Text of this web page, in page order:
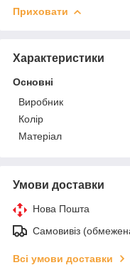
Приховати
Характеристики
Основні
Виробник
Колір
Матеріал
Умови доставки
Нова Пошта
Самовивіз
Всі умови доставки